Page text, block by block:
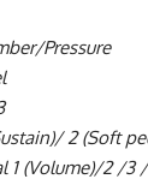
Pressure
2 (Soft
1 (Volume)/2 /3